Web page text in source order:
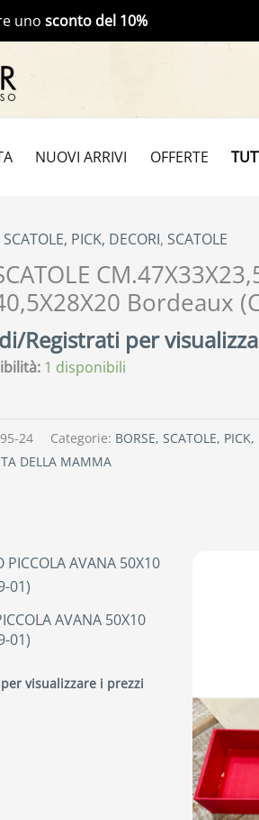
uno sconto del 10%
NUOVI ARRIVI OFFERTE
SCATOLE, PICK, DECORI, SCATOLE
Bordeaux
Registrati per
1 disponibili
24 Categorie: BORSE, SCATOLE, PICK,
DELLA MAMMA
AVANA 50X10
01)
visualizzare i prezzi